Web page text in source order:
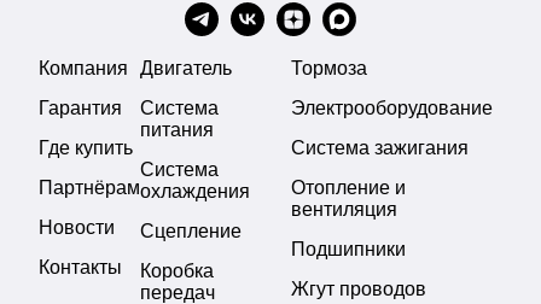
Компания
Гарантия
Где купить
Партнёрам
Новости
Контакты
Двигатель
Система
питания
Система
охлаждения
Сцепление
Коробка
передач
Тормоза
Электрооборудование
Система зажигания
Отопление и
вентиляция
Подшипники
Жгут проводов